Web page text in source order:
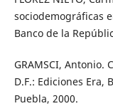
sociodemográficas
Banco de la
GRAMSCI, Antonio.
D.F.: Ediciones
Puebla, 2000.